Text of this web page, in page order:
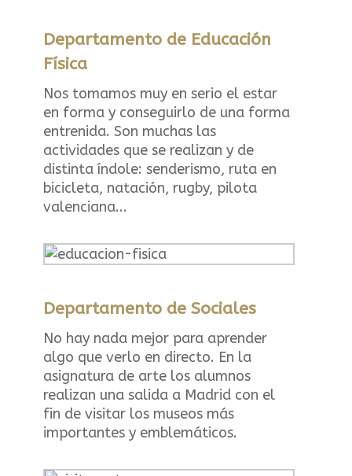
Departamento de Educación
Física
Nos tomamos muy en serio el estar
en forma y conseguirlo de una forma
entrenida. Son muchas las
actividades que se realizan y de
distinta índole: senderismo, ruta en
bicicleta, natación, rugby, pilota
valenciana...
Departamento de Sociales
No hay nada mejor para aprender
algo que verlo en directo. En la
asignatura de arte los alumnos
realizan una salida a Madrid con el
fin de visitar los museos más
importantes y emblemáticos.